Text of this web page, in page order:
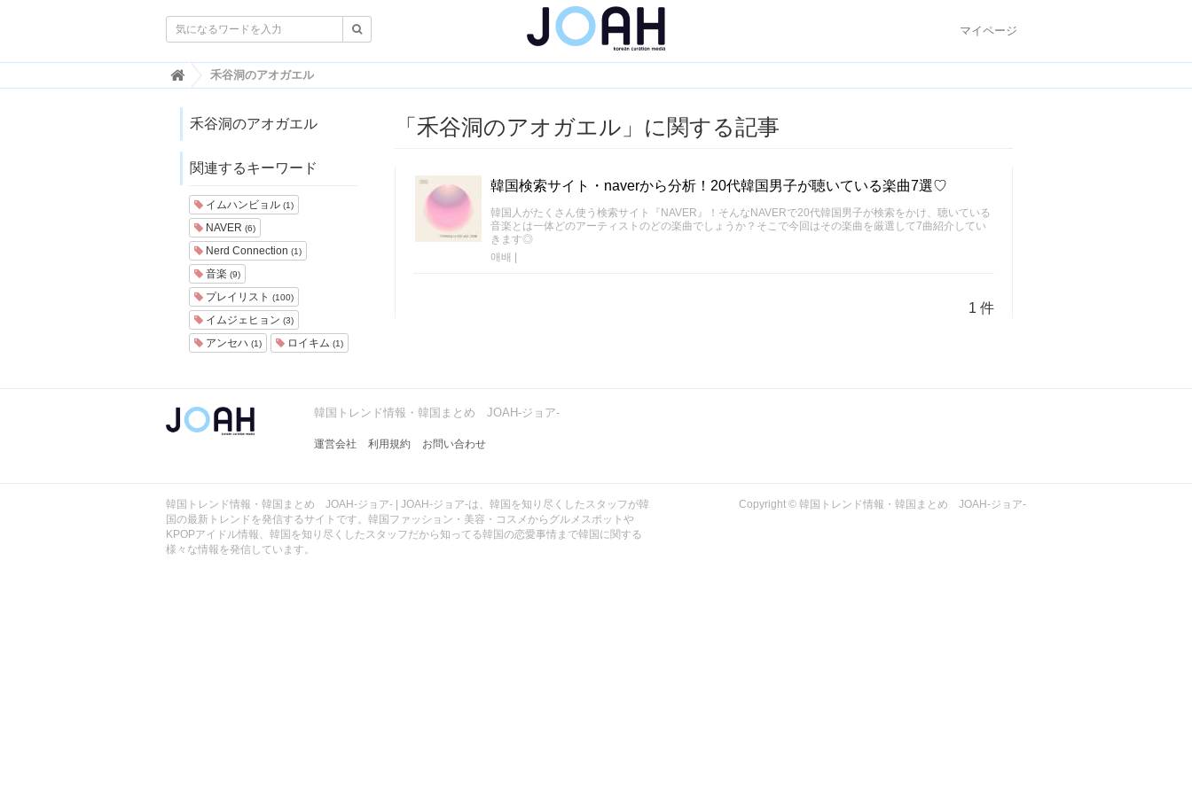
マイページ
韓
国
レ
情
・
韓
国
ま
と
め
J
O
ョ
ア
禾谷洞のアオガエル
禾谷洞のアオガエル
関連するキーワード
イムハンビョル (1)
NAVER (6)
Nerd Connection (1)
音楽 (9)
プレイリスト (100)
イムジェヒョン (3)
アンセハ (1) ロイキム (1)
「禾谷洞のアオガエル」に関する記事
韓国検索サイト・naverから分析！20代韓国男子が聴いている楽曲7選♡
韓国人がたくさん使う検索サイト『NAVER』！そんなNAVERで20代韓国男子が検索をかけ、聴いている
音楽とは一体どのアーティストのどの楽曲でしょうか？そこで今回はその楽曲を厳選して7曲紹介してい
きます◎
애배
1 件
韓国トレンド情報・韓国まとめ JOAH-ジョア-
運営会社 利用規約 お問い合わせ
韓国トレンド情報・韓国まとめ JOAH-ジョア- | JOAH-ジョア-は、韓国を知り尽くしたスタッフが韓
国の最新トレンドを発信するサイトです。韓国ファッション・美容・コスメからグルメスポットや
KPOPアイドル情報、韓国を知り尽くしたスタッフだから知ってる韓国の恋愛事情まで韓国に関する
様々な情報を発信しています。
Copyright © 韓国トレンド情報・韓国まとめ JOAH-ジョア-